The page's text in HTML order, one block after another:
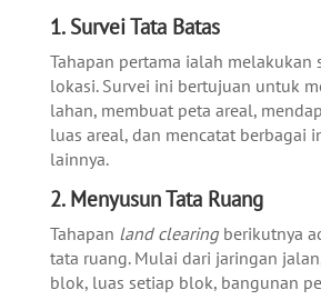
1. Survei Tata Batas
Tahapan pertama ialah melakukan
lokasi. Survei ini bertujuan untuk
lahan, membuat peta areal,
luas areal, dan mencatat berbagai
lainnya.
2. Menyusun Tata Ruang
Tahapan land clearingberikutnya
tata ruang. Mulai dari jaringan
blok, luas setiap blok, bangunan